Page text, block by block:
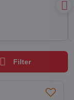
Filter